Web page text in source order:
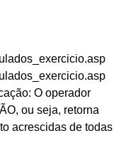
O operador
ou seja, retorna
acrescidas de todas